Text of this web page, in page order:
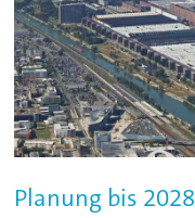
Planung bis 2028